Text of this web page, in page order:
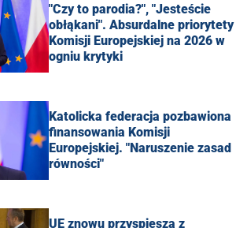
"Czy to parodia?", "Jesteście
obłąkani". Absurdalne priorytety
Komisji Europejskiej na 2026 w
ogniu krytyki
Katolicka federacja pozbawiona
finansowania Komisji
Europejskiej. "Naruszenie zasad
równości"
UE znowu przyspiesza z